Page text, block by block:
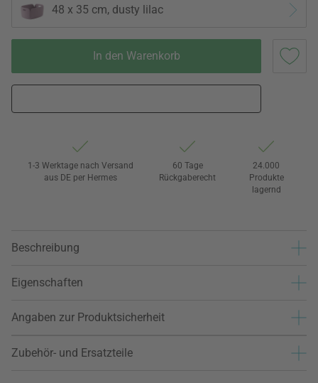
48 x 35 cm, dusty lilac
In den Warenkorb
1-3 Werktage nach Versand
aus DE per Hermes
60 Tage
Rückgaberecht
24.000
Produkte
lagernd
Beschreibung
Eigenschaften
Angaben zur Produktsicherheit
Zubehör- und Ersatzteile